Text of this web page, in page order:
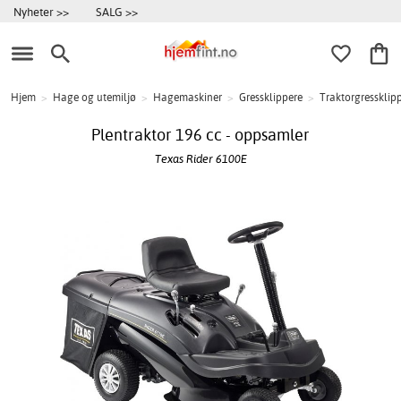
Nyheter >> SALG >>
Hjem > Hage og utemiljø > Hagemaskiner > Gressklippere >
Plentraktor 196 cc - oppsamler
Texas Rider 6100E